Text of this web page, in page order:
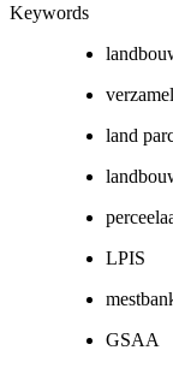
Keywords
land
LPIS
GSAA